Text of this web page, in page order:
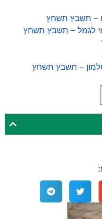
– תשבץ תשחץ
לגמל – תשבץ תשחץ
– תשבץ תשחץ